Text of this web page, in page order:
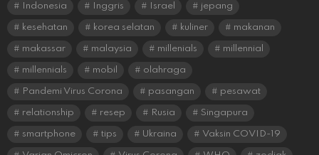
Indonesia Inggris Israel jepang
kesehatan korea selatan kuliner makanan
makassar malaysia millenials millennial
millennials mobil olahraga
Pandemi Virus Corona pasangan pesawat
relationship resep Rusia Singapura
smartphone tips Ukraina Vaksin COVID-19